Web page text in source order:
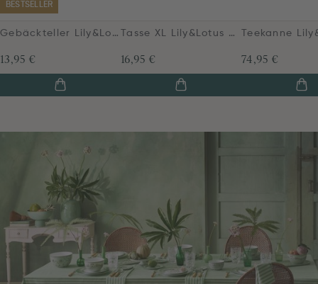
BESTSELLER
Gebäckteller Lily&Lotus Moon Delight Hellgrün 17cm
13,95 €
Tasse XL Lily&Lotus Moon Delight Hellgrün
16,95 € 74,95 €